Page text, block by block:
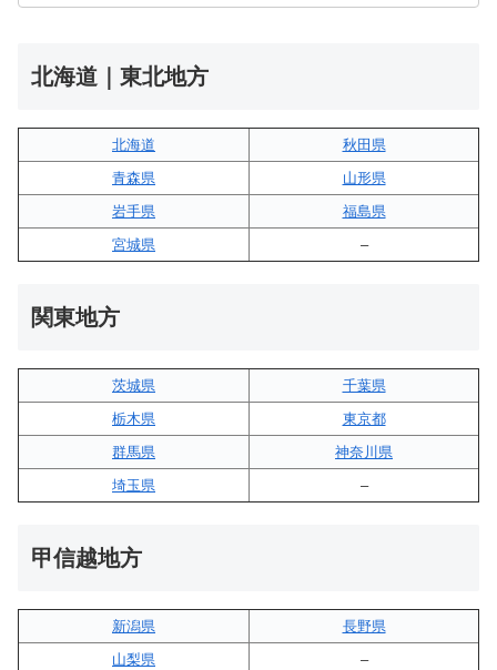
北海道｜東北地方
北海道
秋田県
青森県
山形県
岩手県
福島県
宮城県
–
関東地方
茨城県
千葉県
栃木県
東京都
群馬県
神奈川県
埼玉県
–
甲信越地方
新潟県
長野県
山梨県
–